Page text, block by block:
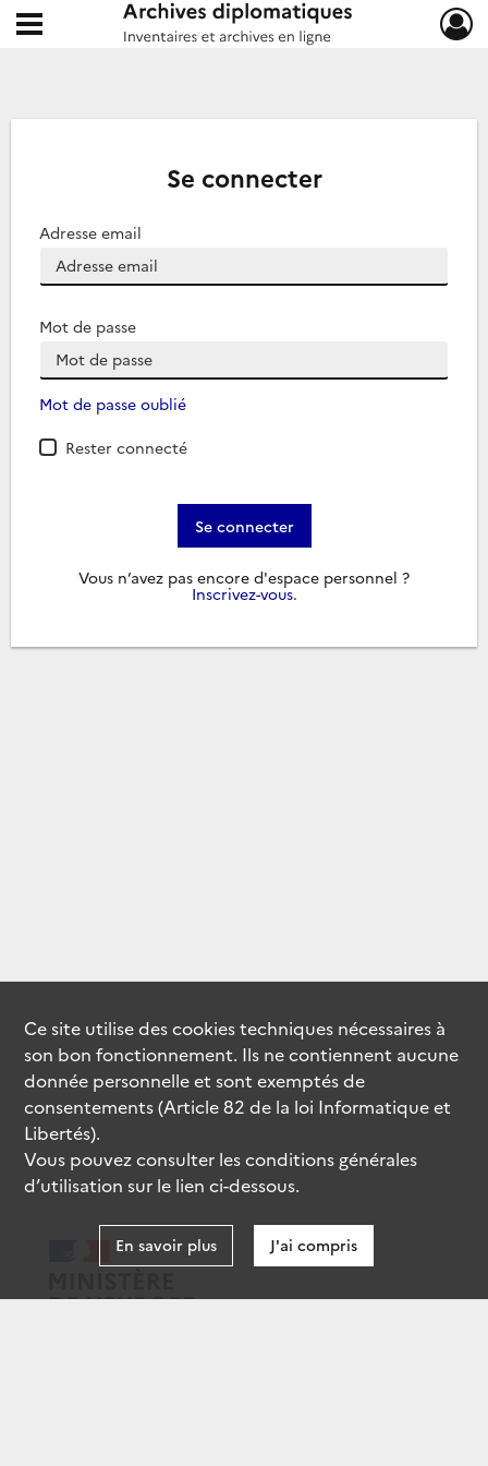
Archives diplomatiques
Ouvrir le menu déroulant
Se connecter
Adresse email
Mot de passe
Mot de passe oublié
Rester connecté
Se connecter
Vous n’avez pas encore d'espace personnel ?
Inscrivez-vous.
Ce site utilise descookiestechniques nécessaires à
son bon fonctionnement. Ils ne contiennent aucune
donnée personnelle et sont exemptés de
consentements (Article 82 de la loi Informatique et
Libertés).
Vous pouvez consulter les conditions générales
d’utilisation sur le lien ci-dessous.
En savoir plus J'ai compris